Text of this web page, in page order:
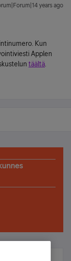
years ago
Kun
Applen
täältä